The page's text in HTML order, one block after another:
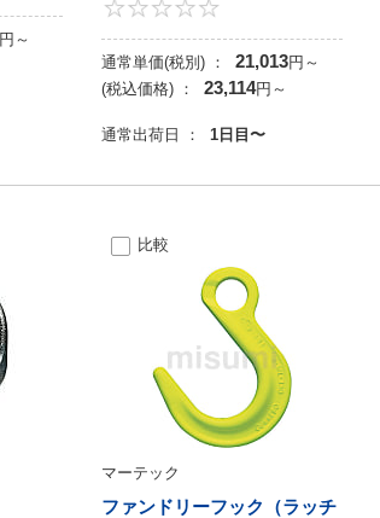
円 ～
通常単価(税別) ： 21,013円 ～
(税込価格) ：
23,114円 ～
通常出荷日 ： 1日目〜
比較
マーテック
ファンドリーフック（ラッチ